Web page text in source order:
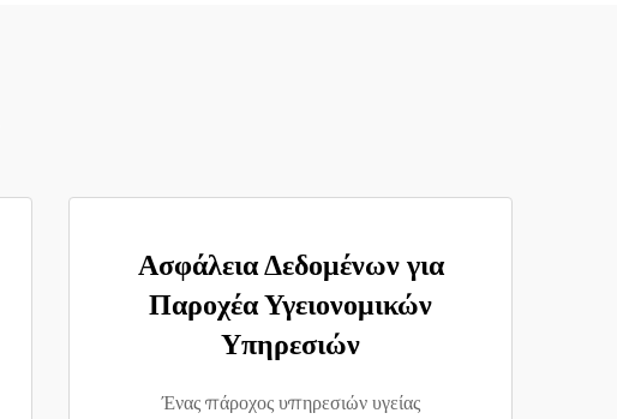
Ασφάλεια Δεδομένων για
Παροχέα Υγειονομικών
Υπηρεσιών
Ένας πάροχος υπηρεσιών υγείας